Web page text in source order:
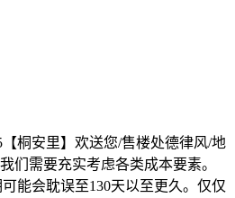
桐安里】欢送您/售楼处德律风/地
们需要充实考虑各类成本要素。
能会耽误至130天以至更久。仅仅